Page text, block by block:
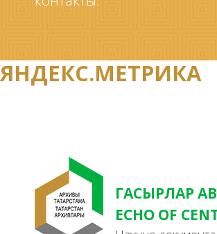
ЯНДЕКС.МЕТРИКА
ГАСЫРЛАР
ECHO OF